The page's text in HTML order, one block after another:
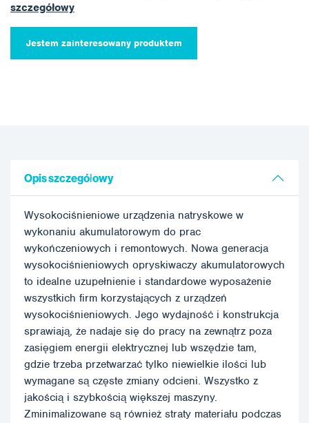
szczegółowy
Jestem zainteresowany produktem
Opis szczegółowy
Wysokociśnieniowe urządzenia natryskowe w
wykonaniu akumulatorowym do prac
wykończeniowych i remontowych. Nowa generacja
wysokociśnieniowych opryskiwaczy akumulatorowych
to idealne uzupełnienie i standardowe wyposażenie
wszystkich firm korzystających z urządzeń
wysokociśnieniowych. Jego wydajność i konstrukcja
sprawiają, że nadaje się do pracy na zewnątrz poza
zasięgiem energii elektrycznej lub wszędzie tam,
gdzie trzeba przetwarzać tylko niewielkie ilości lub
wymagane są częste zmiany odcieni. Wszystko z
jakością i szybkością większej maszyny.
Zminimalizowane są również straty materiału podczas